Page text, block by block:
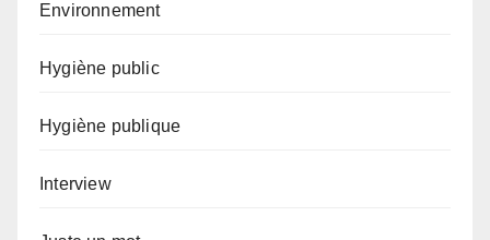
Environnement
Hygiène public
Hygiène publique
Interview